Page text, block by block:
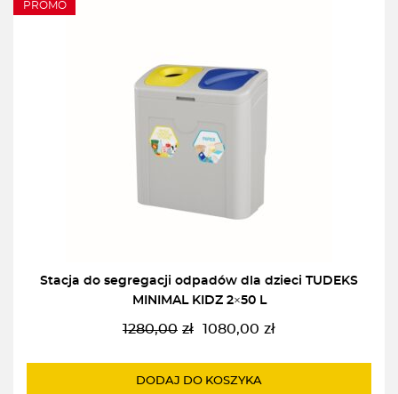
PROMO
Stacja do segregacji odpadów dla dzieci TUDEKS
MINIMAL KIDZ 2×50 L
1280,00 zł
Pierwotna
wynosiła:
1080,00 zł
Aktualna
wynosi:
DODAJ DO KOSZYKA